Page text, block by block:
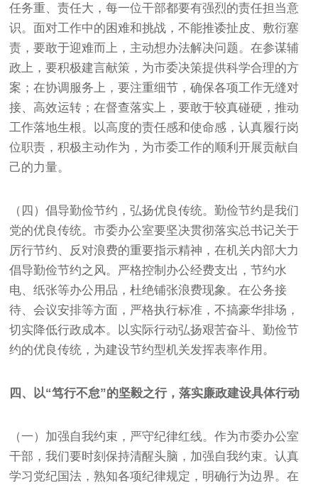
任务重、责任大，每一位干部都要有强烈的责任担当意
识。面对工作中的困难和挑战，不能推诿扯皮、敷衍塞
责，要敢于迎难而上，主动想办法解决问题。在参谋辅
政上，要积极建言献策，为市委决策提供科学合理的方
案；在协调服务上，要注重细节，确保各项工作无缝对
接、高效运转；在督查落实上，要敢于较真碰硬，推动
工作落地生根。以高度的责任感和使命感，认真履行岗
位职责，积极主动作为，为市委工作的顺利开展贡献自
己的力量。
（四）倡导勤俭节约，弘扬优良传统。勤俭节约是我们
党的优良传统。市委办公室要坚决贯彻落实总书记关于
厉行节约、反对浪费的重要指示精神，在机关内部大力
倡导勤俭节约之风。严格控制办公经费支出，节约水
电、纸张等办公用品，杜绝铺张浪费现象。在公务接
待、会议安排等方面，严格执行标准，不搞豪华排场，
切实降低行政成本。以实际行动弘扬艰苦奋斗、勤俭节
约的优良传统，为建设节约型机关发挥表率作用。
四、以“笃行不怠”的坚毅之行，落实廉政建设具体行动
（一）加强自我约束，严守纪律红线。作为市委办公室
干部，我们要时刻保持清醒头脑，加强自我约束。认真
学习党纪国法，熟知各项纪律规定，明确行为边界。在